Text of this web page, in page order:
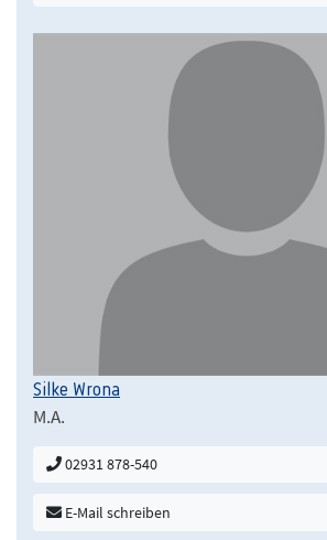
Silke Wrona
M.A.
02931 878-540
E-Mail schreiben